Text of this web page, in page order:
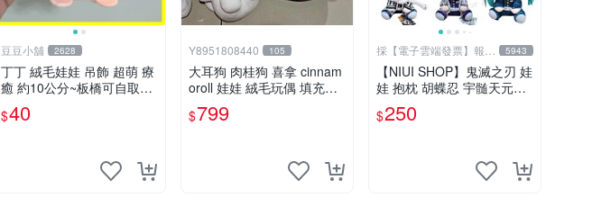
豆豆小舖 2628
丁丁 絨毛娃娃 吊飾 超萌 療
癒 約10公分~板橋可自取~6
062
$40
Y8951808440 105
大耳狗 肉桂狗 喜拿 cinnam
oroll 娃娃 絨毛玩偶 填充玩
具 模型 SANRIO 三麗鷗 母
子娃娃組 大+中
$799
採【電子雲端發票】報帳
請先告知
5943
【NIUI SHOP】鬼滅之刃 娃
娃 抱枕 胡蝶忍 宇髄天元
【正版授權】時透無一郎 伊
黑小芭內 悲鳴嶼行冥 現貨
$250